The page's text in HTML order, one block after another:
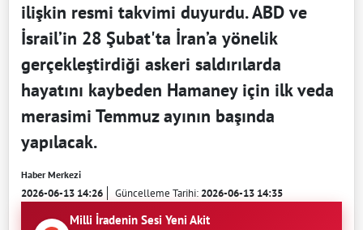
ilişkin resmi takvimi duyurdu. ABD ve
İsrail’in 28 Şubat'ta İran’a yönelik
gerçekleştirdiği askeri saldırılarda
hayatını kaybeden Hamaney için ilk veda
merasimi Temmuz ayının başında
yapılacak.
Haber Merkezi
2026-06-13 14:26 Güncelleme Tarihi:2026-06-13 14:35
Milli İradenin Sesi Yeni Akit